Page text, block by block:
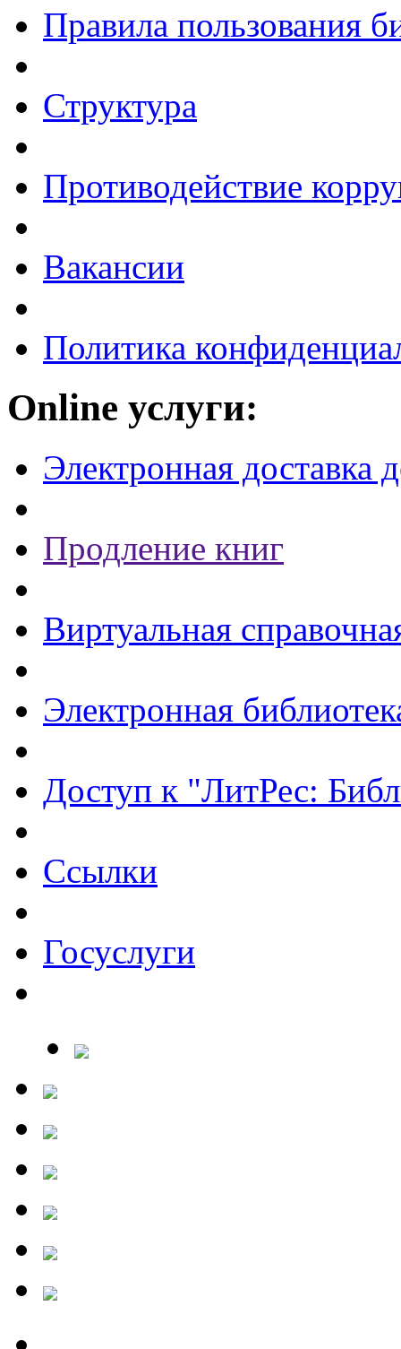
Правила пользования
Структура
Противодействие
Вакансии
Политика
Online услуги:
Электронная доставка
Продление книг
Виртуальная
Электронная
Доступ к "ЛитРес:
Ссылки
Госуслуги